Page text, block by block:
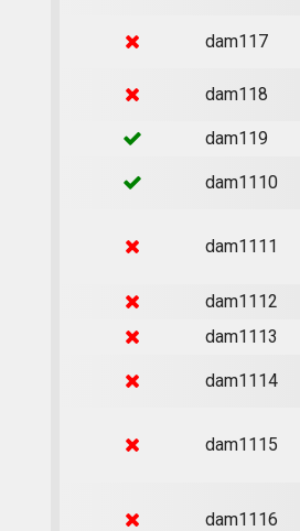
dam117
dam118
dam119
dam1110
dam1111
dam1112
dam1113
dam1114
dam1115
dam1116